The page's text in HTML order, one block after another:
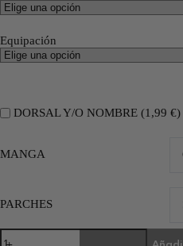
Equipación
DORSAL Y/O NOMBRE (1,99 €)
MANGA
PARCHES